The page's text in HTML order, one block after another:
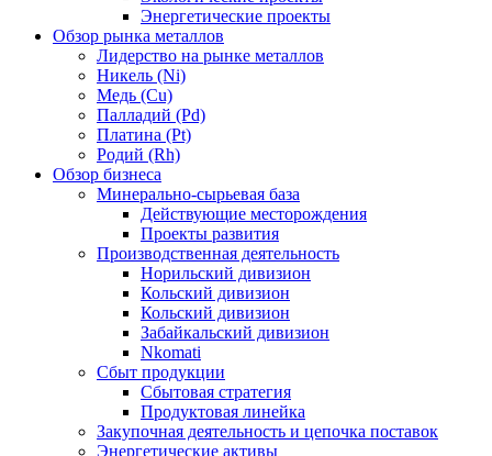
Энергетические проекты
Обзор рынка металлов
Лидерство на рынке металлов
Никель (Ni)
Медь (Cu)
Палладий (Pd)
Платина (Pt)
Родий (Rh)
Обзор бизнеса
Минерально-сырьевая база
Действующие месторождения
Проекты развития
Производственная деятельность
Норильский дивизион
Кольский дивизион
Кольский дивизион
Забайкальский дивизион
Nkomati
Сбыт продукции
Сбытовая стратегия
Продуктовая линейка
Закупочная деятельность и цепочка поставок
Энергетические активы